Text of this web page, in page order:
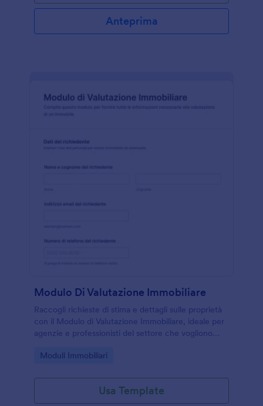
fino all'importo che un deposito cauzionale può
coprire. La rinuncia al deposito cauzionale
garantisce la copertura del rischio che si puo'
fisicamente. Questo modulo può essere caricato su
qualsiasi dispositivo mobile o computer. È disponibile
Con questo modulo è possibile cercare e gestire
eliminare i possibili errori di divulgazione delle
facilmente modificato tramite il Costruttore di
Anteprima
Modulo Di Valutazione Immobiliare
Raccogli richieste di stima e dettagli sulle proprietà
con il Modulo di Valutazione Immobiliare, ideale per
agenzie e professionisti del settore che vogliono
modulo online.
Go to Category:
Moduli Immobiliari
Usa Template